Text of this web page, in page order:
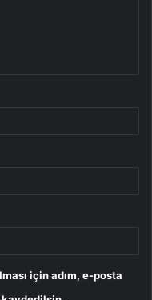
için adım, e-posta